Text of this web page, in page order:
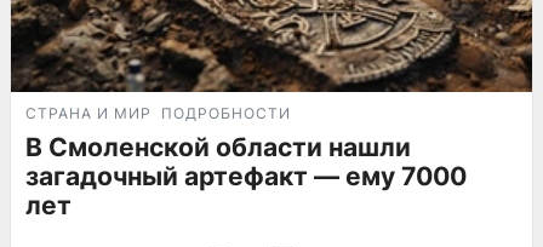
СТРАНА И МИР ПОДРОБНОСТИ
В Смоленской области нашли
загадочный артефакт — ему 7000
лет